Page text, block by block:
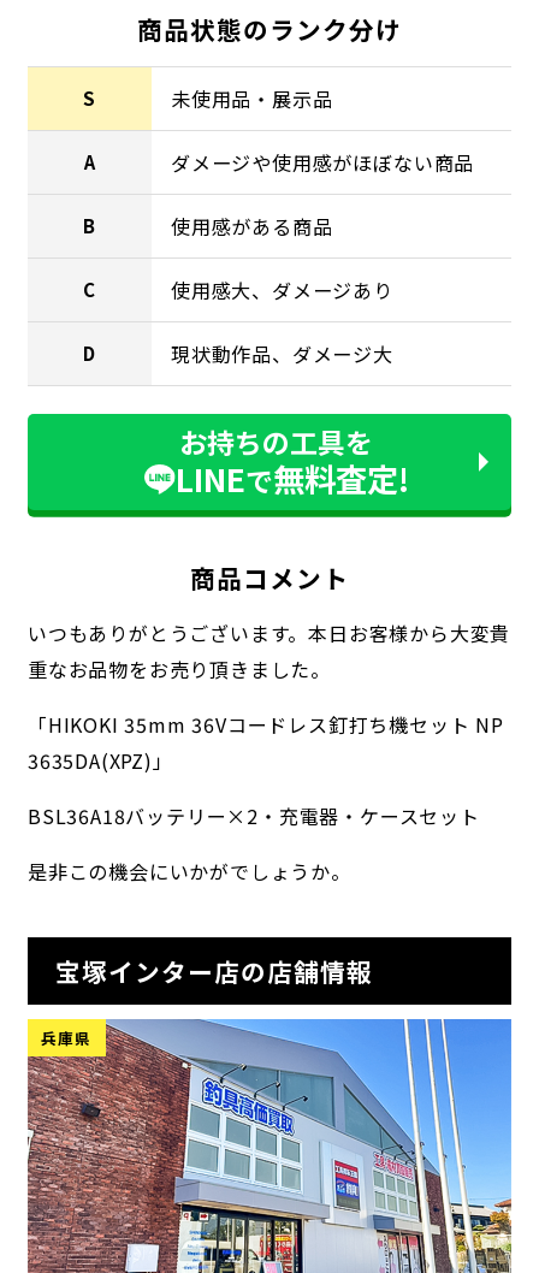
商品状態のランク分け
S 未使用品・展示品
A ダメージや使用感がほぼない商品
B 使用感がある商品
C 使用感大、ダメージあり
D 現状動作品、ダメージ大
お持ちの工具を
LINEで無料査定!
商品コメント
いつもありがとうございます。本日お客様から大変貴
重なお品物をお売り頂きました。
「HIKOKI 35mm 36Vコードレス釘打ち機セット NP
3635DA(XPZ)」
BSL36A18バッテリー×2・充電器・ケースセット
是非この機会にいかがでしょうか。
宝塚インター店の店舗情報
兵庫県